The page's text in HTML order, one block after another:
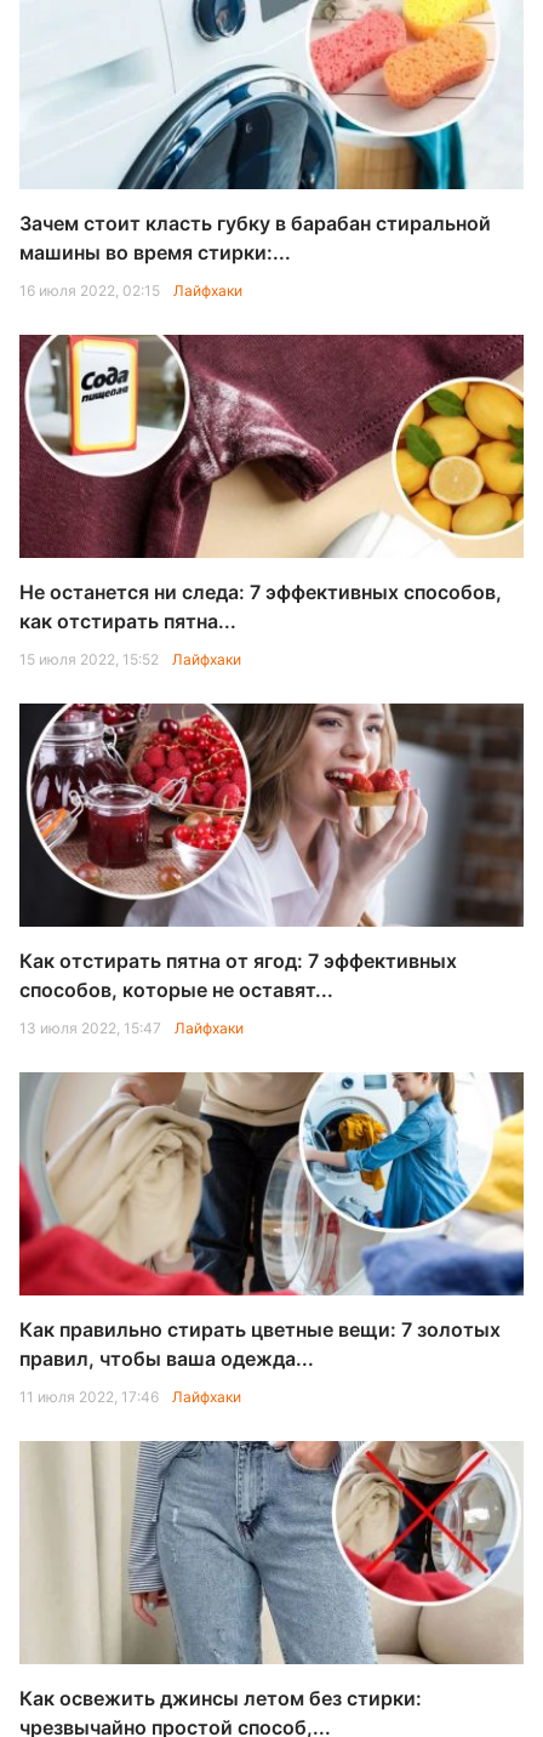
Зачем стоит класть губку в барабан стиральной
машины во время стирки:...
16 июля 2022, 02:15 Лайфхаки
Не останется ни следа: 7 эффективных способов,
как отстирать пятна...
15 июля 2022, 15:52 Лайфхаки
Как отстирать пятна от ягод: 7 эффективных
способов, которые не оставят...
13 июля 2022, 15:47 Лайфхаки
Как правильно стирать цветные вещи: 7 золотых
правил, чтобы ваша одежда...
11 июля 2022, 17:46 Лайфхаки
Как освежить джинсы летом без стирки:
чрезвычайно простой способ,...